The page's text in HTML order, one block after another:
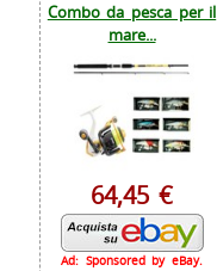
Combo da pesca per il
mare...
64,45 €
Ad: Sponsored by eBay.